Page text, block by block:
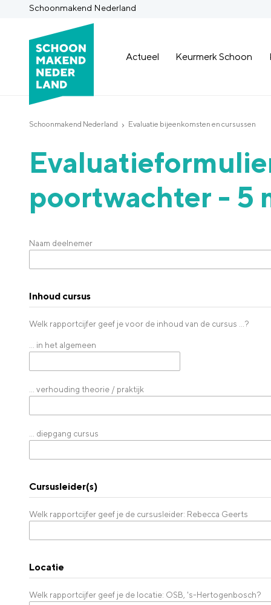
Schoonmakend Nederland
Actueel Keurmerk Schoon
Schoonmakend Nederland Evaluatie bijeenkomsten en cursussen
poortwachter - 5
Naam deelnemer
Inhoud cursus
Welk rapportcijfer geef je voor de inhoud van de cursus ...?
... in het algemeen
... verhouding theorie / praktijk
... diepgang cursus
Cursusleider(s)
Welk rapportcijfer geef je de cursusleider: Rebecca Geerts
Locatie
Welk rapportcijfer geef je de locatie: OSB, 's-Hertogenbosch?